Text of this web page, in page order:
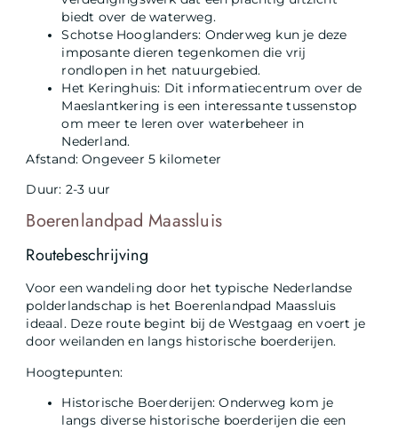
biedt over de waterweg.
Schotse Hooglanders: Onderweg kun je deze
imposante dieren tegenkomen die vrij
rondlopen in het natuurgebied.
Het Keringhuis: Dit informatiecentrum over de
Maeslantkering is een interessante tussenstop
om meer te leren over waterbeheer in
Nederland.
Afstand: Ongeveer 5 kilometer
Duur: 2-3 uur
Boerenlandpad Maassluis
Routebeschrijving
Voor een wandeling door het typische Nederlandse
polderlandschap is het Boerenlandpad Maassluis
ideaal. Deze route begint bij de Westgaag en voert je
door weilanden en langs historische boerderijen.
Hoogtepunten:
Historische Boerderijen: Onderweg kom je
langs diverse historische boerderijen die een